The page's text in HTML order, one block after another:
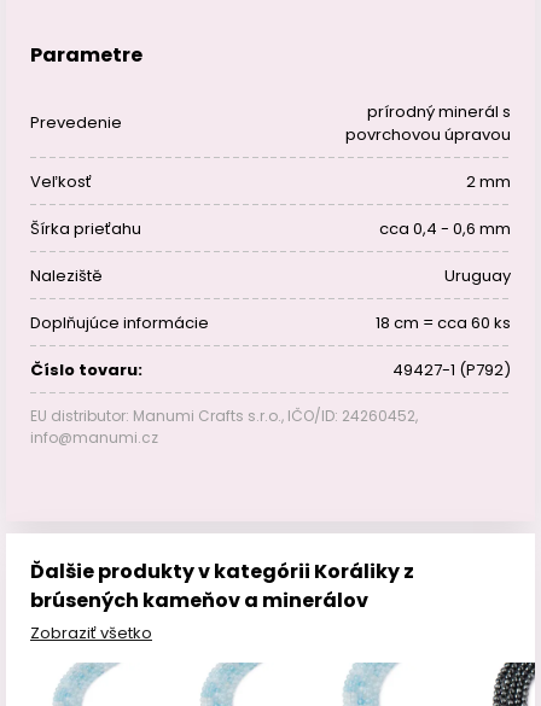
Parametre
Prevedenie
prírodný minerál s
povrchovou úpravou
Veľkosť 2 mm
Šírka prieťahu cca 0,4 - 0,6 mm
Naleziště Uruguay
Doplňujúce informácie 18 cm = cca 60 ks
Číslo tovaru: 49427-1 (P792)
EU distributor: Manumi Crafts s.r.o., IČO/ID: 24260452,
info@manumi.cz
Ďalšie produkty v kategórii Koráliky z
brúsených kameňov a minerálov
Zobraziť všetko